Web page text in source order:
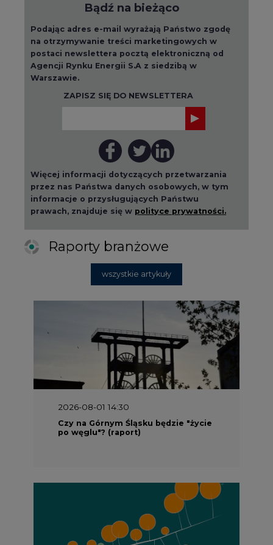
Bądź na bieżąco
Podając adres e-mail wyrażają Państwo zgodę
na otrzymywanie treści marketingowych w
postaci newslettera pocztą elektroniczną od
Agencji Rynku Energii S.A z siedzibą w
Warszawie.
ZAPISZ SIĘ DO NEWSLETTERA
Więcej informacji dotyczących przetwarzania
przez nas Państwa danych osobowych, w tym
informacje o przysługujących Państwu
prawach, znajduje się w polityce prywatności.
Raporty branżowe
wszystkie artykuły
2026-08-01 14:30
Czy na Górnym Śląsku będzie "życie
po węglu"? (raport)